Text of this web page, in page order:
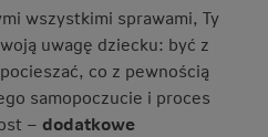
wszystkimi sprawami, Ty
uwagę dziecku: być z
co z pewnością
samopoczucie i proces
– dodatkowe